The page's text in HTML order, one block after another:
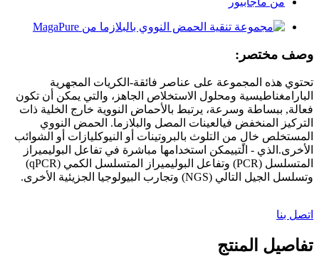
وصف مختصر:
تحتوي هذه المجموعة على عناصر فائقة- الكريات المجهرية
البارامغناطيسية ومحلول الاستخلاص الجاهز، والتي يمكن أن تكون
فعالة, ببساطة وسرعة، يرتبط بالأحماض النووية خارج الخلية ذات
التركيز المنخفض فيالعينات المصل والبلازما. الحمض النووي
المستخلص خالٍ من التلوث بالبروتينات أو النيوكليازات أو الشوائب
الأخرى. الذي - التييمكن استخدامها مباشرة في تفاعل البوليميراز
المتسلسل (PCR) وتفاعل البوليميراز المتسلسل الكمي (qPCR)
وتسلسل الجيل التالي (NGS) وتجارب البيولوجيا الجزيئية الأخرى
.
اتصل بنا
تفاصيل المنتج